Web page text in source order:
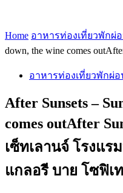
Home อาหารท่องเที่ยวพักผ่
down, the wine comes
อาหารท่องเที่ยวพักผ่อ
After Sunsets –
comes outAfter
เซ็ทเลานจ์ โรงแร
แกลอรี บาย โซฟิเ